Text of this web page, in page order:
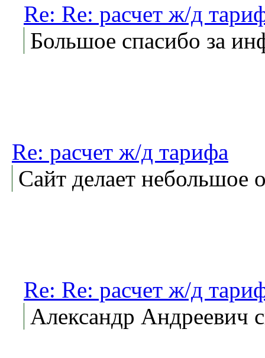
Re: Re: расчет ж/д
Большое спасибо за
Re: расчет ж/д тарифа
Сайт делает небольшое
Re: Re: расчет ж/д
Александр Андреевич